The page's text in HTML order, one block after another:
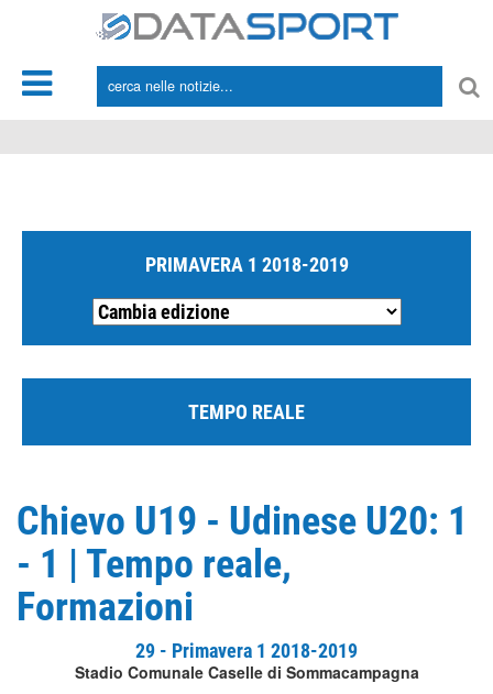
PRIMAVERA 1 2018-2019
TEMPO REALE
Chievo U19 - Udinese U20: 1
- 1 | Tempo reale,
Formazioni
29 - Primavera 1 2018-2019
Stadio Comunale Caselle di Sommacampagna